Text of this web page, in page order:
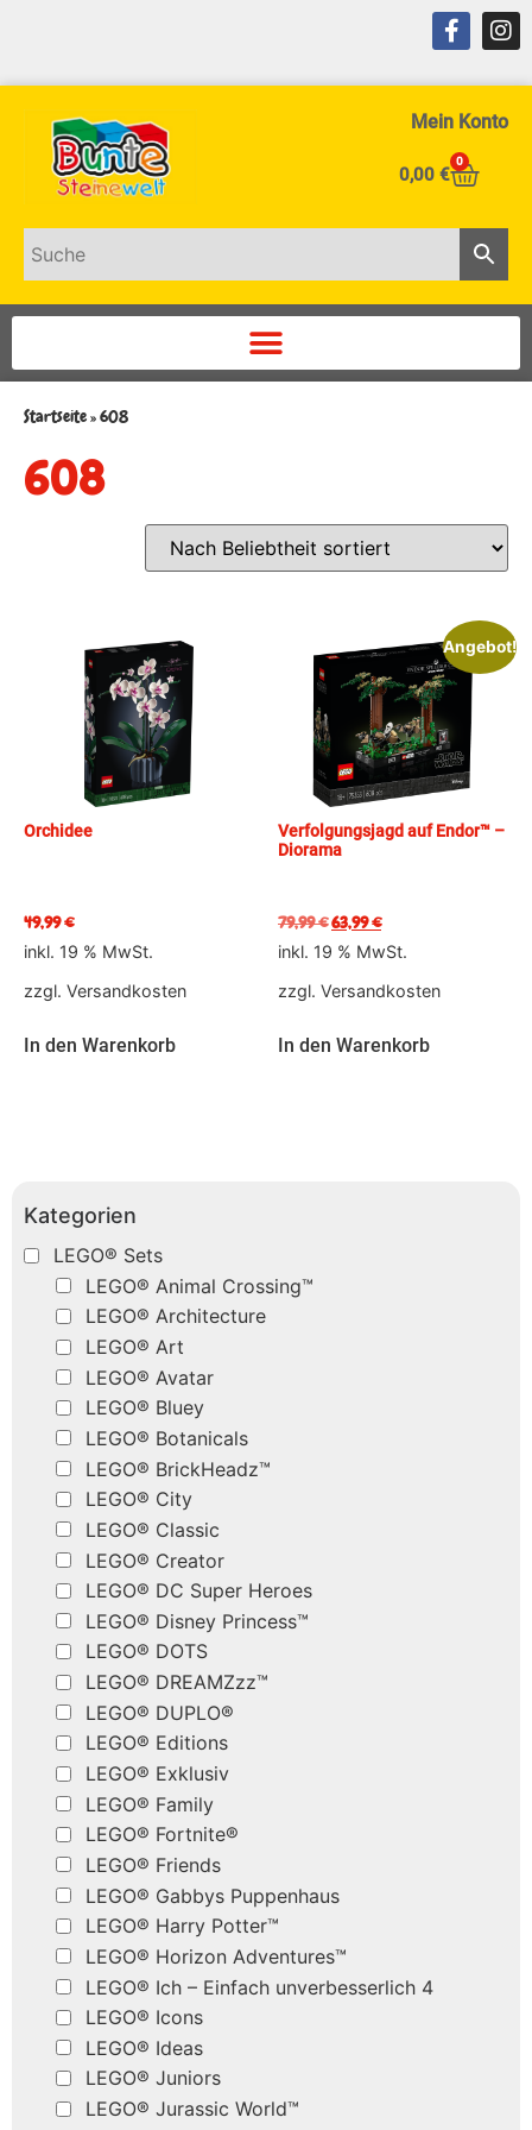
Mein Konto
0,00 €
0
Kategorien
LEGO® Sets
LEGO® Animal Crossing™
LEGO® Architecture
LEGO® Art
LEGO® Avatar
LEGO® Bluey
LEGO® Botanicals
LEGO® BrickHeadz™
LEGO® City
LEGO® Classic
LEGO® Creator
LEGO® DC Super Heroes
LEGO® Disney Princess™
LEGO® DOTS
LEGO® DREAMZzz™
LEGO® DUPLO®
LEGO® Editions
LEGO® Exklusiv
LEGO® Family
LEGO® Fortnite®
LEGO® Friends
LEGO® Gabbys Puppenhaus
LEGO® Harry Potter™
LEGO® Horizon Adventures™
LEGO® Ich – Einfach unverbesserlich 4
LEGO® Icons
LEGO® Ideas
LEGO® Juniors
LEGO® Jurassic World™
Startseite»608
608
Orchidee
49,99€
inkl. 19 % MwSt.
zzgl. Versandkosten
In den Warenkorb
Angebot!
Verfolgungsjagd auf Endor™ –
Diorama
79,99€63,99€
inkl. 19 % MwSt.
zzgl. Versandkosten
In den Warenkorb